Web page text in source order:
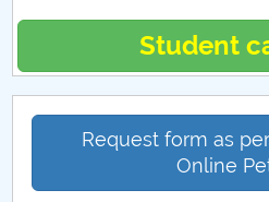
Student
Request form as
Online